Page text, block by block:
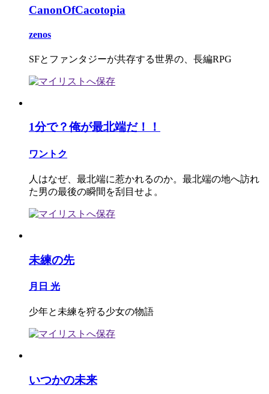
CanonOfCacotopia
zenos
SFとファンタジーが共存する世界の、長編RPG
1分で？俺が最北端だ！！
ワントク
人はなぜ、最北端に惹かれるのか。最北端の地へ訪れ
た男の最後の瞬間を刮目せよ。
未練の先
月日 光
少年と未練を狩る少女の物語
いつかの未来